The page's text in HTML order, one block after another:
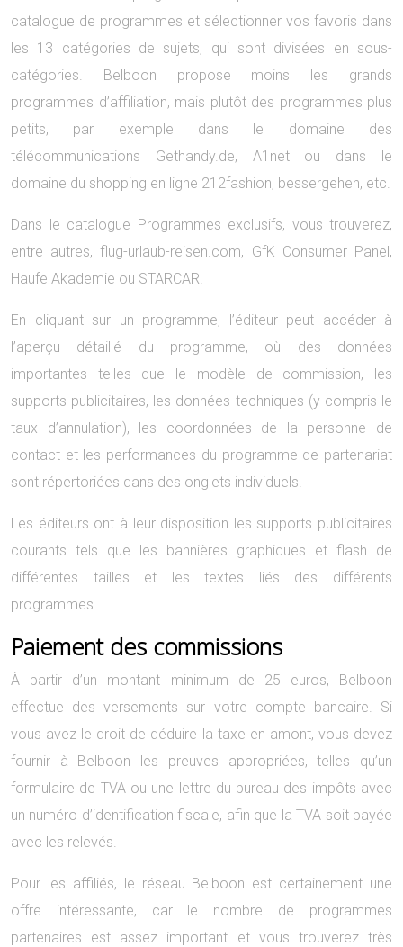
catalogue de programmes et sélectionner vos favoris dans
les 13 catégories de sujets, qui sont divisées en sous-
catégories. Belboon propose moins les grands
programmes d’affiliation, mais plutôt des programmes plus
petits, par exemple dans le domaine des
télécommunications Gethandy.de, A1net ou dans le
domaine du shopping en ligne 212fashion, bessergehen, etc.
Dans le catalogue Programmes exclusifs, vous trouverez,
entre autres, flug-urlaub-reisen.com, GfK Consumer Panel,
Haufe Akademie ou STARCAR.
En cliquant sur un programme, l’éditeur peut accéder à
l’aperçu détaillé du programme, où des données
importantes telles que le modèle de commission, les
supports publicitaires, les données techniques (y compris le
taux d’annulation), les coordonnées de la personne de
contact et les performances du programme de partenariat
sont répertoriées dans des onglets individuels.
Les éditeurs ont à leur disposition les supports publicitaires
courants tels que les bannières graphiques et flash de
différentes tailles et les textes liés des différents
programmes.
Paiement des commissions
À partir d’un montant minimum de 25 euros, Belboon
effectue des versements sur votre compte bancaire. Si
vous avez le droit de déduire la taxe en amont, vous devez
fournir à Belboon les preuves appropriées, telles qu’un
formulaire de TVA ou une lettre du bureau des impôts avec
un numéro d’identification fiscale, afin que la TVA soit payée
avec les relevés.
Pour les affiliés, le réseau Belboon est certainement une
offre intéressante, car le nombre de programmes
partenaires est assez important et vous trouverez très